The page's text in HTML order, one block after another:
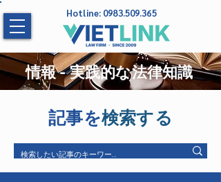
Hotline: 0983.509.365
情報 - 実践的な法律知識
記事を検索する